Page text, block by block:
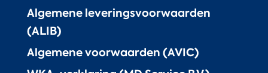
Algemene leveringsvoorwaarden
(ALIB)
Algemene voorwaarden (AVIC)